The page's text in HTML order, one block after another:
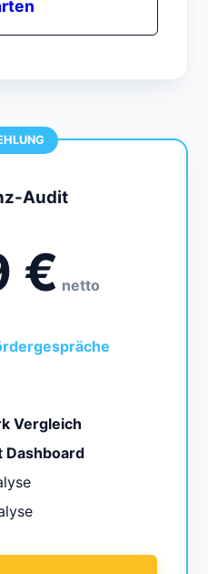
Audit
€ netto
Vergleich
Dashboard